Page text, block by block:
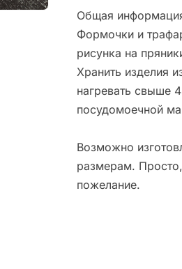
Общая
Формочки и
рисунка на
Хранить изделия
нагревать свыше
посудомоечной
Возможно
размерам.
пожелание.